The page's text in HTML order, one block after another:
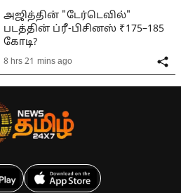
அஜித்தின் "டேர்டெவில்"
படத்தின் ப்ரீ-பிசினஸ் ₹175–185
கோடி?
8 hrs 21 mins ago